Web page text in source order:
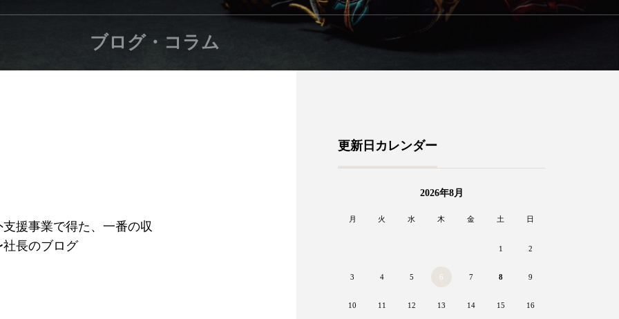
ブログ・コラム
支援事業で得た、一番の収
社長のブログ
更新日カレンダー
2026年8月
月 火 水 木 金 土 日
1 2
3 4 5 6 7 8 9
10 11 12 13 14 15 16